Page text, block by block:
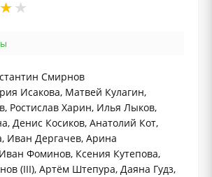
Смирнов
Исакова, Матвей Кулагин,
Ростислав Харин, Илья Лыков,
Денис Косиков, Анатолий Кот,
Иван Дергачев, Арина
Фоминов, Ксения Кутепова,
(III), Артём Штепура, Даяна Гудз,